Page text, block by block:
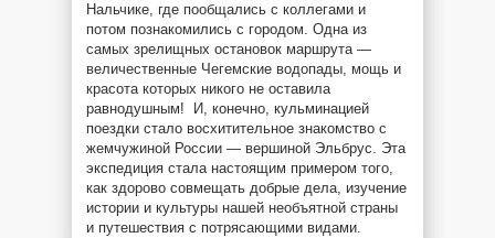
Нальчике, где пообщались с коллегами и
потом познакомились с городом. Одна из
самых зрелищных остановок маршрута —
величественные Чегемские водопады, мощь и
красота которых никого не оставила
равнодушным! И, конечно, кульминацией
поездки стало восхитительное знакомство с
жемчужиной России — вершиной Эльбрус. Эта
экспедиция стала настоящим примером того,
как здорово совмещать добрые дела, изучение
истории и культуры нашей необъятной страны
и путешествия с потрясающими видами.